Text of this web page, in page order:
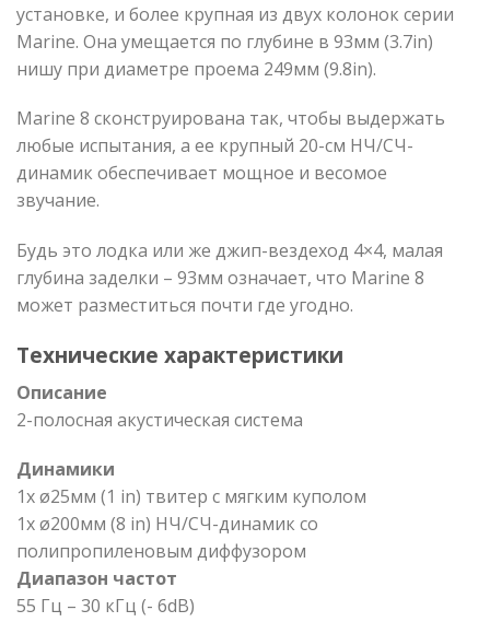
установке, и более крупная из двух колонок серии
Marine. Она умещается по глубине в 93мм (3.7in)
нишу при диаметре проема 249мм (9.8in).
Marine 8 сконструирована так, чтобы выдержать
любые испытания, а ее крупный 20-см НЧ/СЧ-
динамик обеспечивает мощное и весомое
звучание.
Будь это лодка или же джип-вездеход 4×4, малая
глубина заделки – 93мм означает, что Marine 8
может разместиться почти где угодно.
Технические характеристики
Описание
2-полосная акустическая система
Динамики
1x ø25мм (1 in) твитер с мягким куполом
1x ø200мм (8 in) НЧ/СЧ-динамик со
полипропиленовым диффузором
Диапазон частот
55 Гц – 30 кГц (- 6dB)